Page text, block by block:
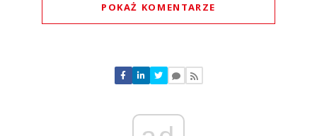
POKAŻ KOMENTARZE
Nie znaleziono komentarzy
Zostaw swoje komentarze